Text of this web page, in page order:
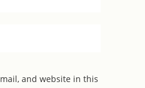
and website in this